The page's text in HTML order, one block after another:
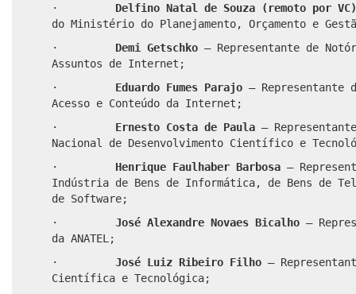
· Delfino Natal de Souza (remoto por
do Ministério do Planejamento, Orçamento e
· Demi Getschko – Representante de
Assuntos de Internet;
· Eduardo Fumes Parajo – Representante
Acesso e Conteúdo da Internet;
· Ernesto Costa de Paula –
Nacional de Desenvolvimento Científico e
· Henrique Faulhaber Barbosa –
Indústria de Bens de Informática, de Bens de
de Software;
· José Alexandre Novaes Bicalho –
da ANATEL;
· José Luiz Ribeiro Filho –
Científica e Tecnológica;